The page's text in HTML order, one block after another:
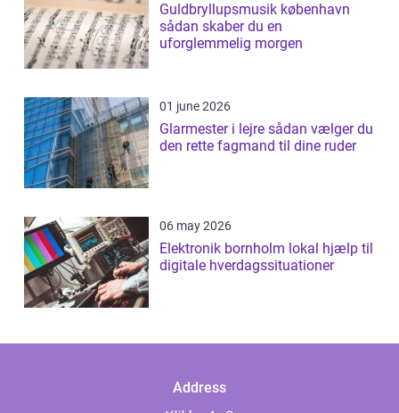
Guldbryllupsmusik københavn
sådan skaber du en
uforglemmelig morgen
01 june 2026
Glarmester i lejre sådan vælger du
den rette fagmand til dine ruder
06 may 2026
Elektronik bornholm lokal hjælp til
digitale hverdagssituationer
Address